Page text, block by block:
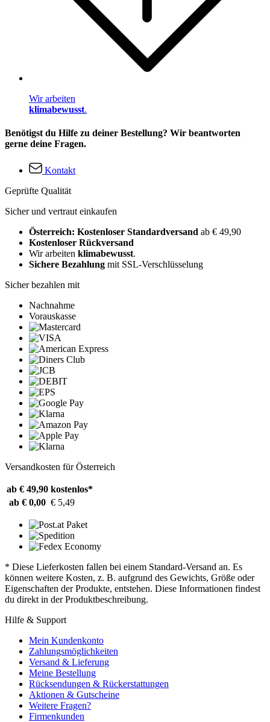
Wir arbeiten
klimabewusst.
Benötigst du Hilfe zu deiner Bestellung? Wir beantworten
gerne deine Fragen.
Kontakt
Geprüfte Qualität
Sicher und vertraut einkaufen
Österreich: Kostenloser Standardversand ab € 49,90
Kostenloser Rückversand
Wir arbeiten klimabewusst.
Sichere Bezahlung mit SSL-Verschlüsselung
Sicher bezahlen mit
Nachnahme
Vorauskasse
Versandkosten für Österreich
ab € 49,90 kostenlos*
ab € 0,00 € 5,49
* Diese Lieferkosten fallen bei einem Standard-Versand an. Es
können weitere Kosten, z. B. aufgrund des Gewichts, Größe oder
Eigenschaften der Produkte, entstehen. Diese Informationen findest
du direkt in der Produktbeschreibung.
Hilfe & Support
Mein Kundenkonto
Zahlungsmöglichkeiten
Versand & Lieferung
Meine Bestellung
Rücksendungen & Rückerstattungen
Aktionen & Gutscheine
Weitere Fragen?
Firmenkunden